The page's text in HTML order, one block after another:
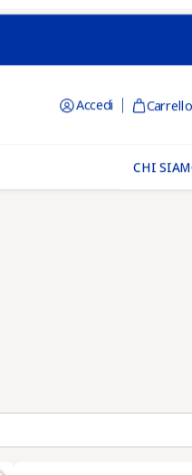
Accedi Carrello
CHI